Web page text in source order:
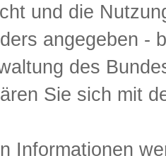
und die
angegeben -
des
Sie sich mit
Informationen